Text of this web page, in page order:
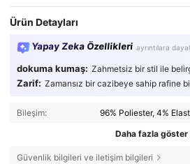
Ürün Detayları
Yapay Zeka Özellikleri ayrıntılara
dokuma kumaş: Zahmetsiz bir stil ile
Zarif: Zamansız bir cazibeye sahip rafine
Bileşim: 96% Poliester, 4%
Daha fazla göster
Güvenlik bilgileri ve iletişim bilgileri